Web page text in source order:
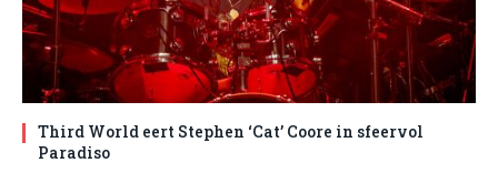
Third World eert Stephen ‘Cat’ Coore in sfeervol
Paradiso